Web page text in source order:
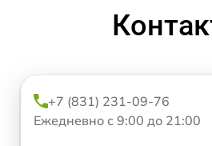
+7 (831) 231-09-76
Ежедневно с 9:00 до 21:00